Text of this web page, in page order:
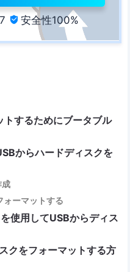
 安全性100%
するためにブータブル
からハードディスクを
成
ォーマットする
使用してUSBからディス
クをフォーマットする方